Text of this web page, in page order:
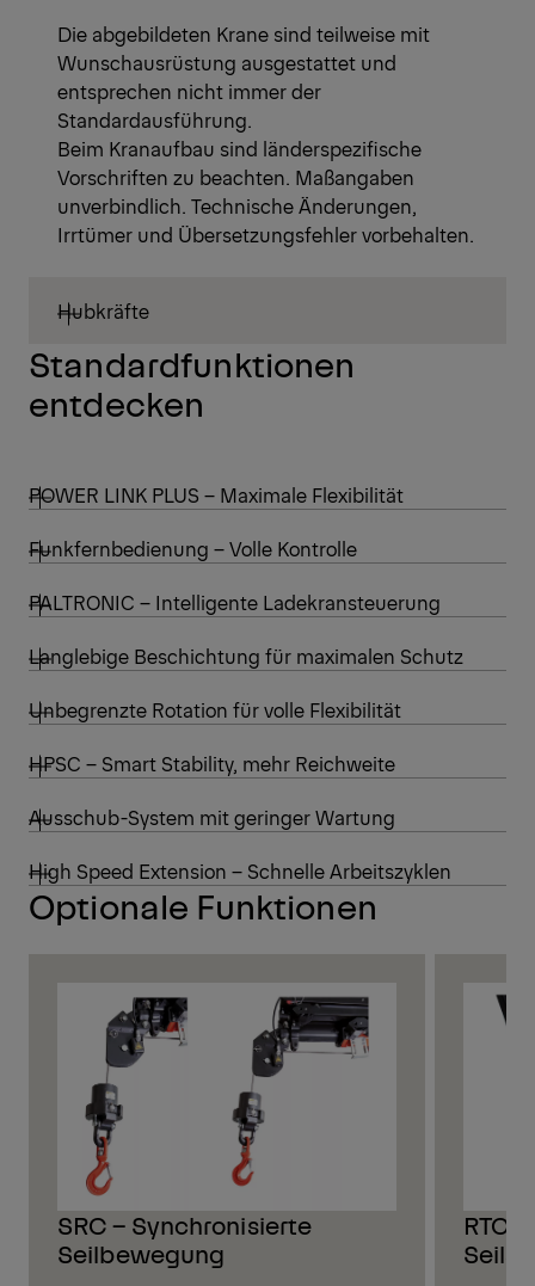
Die abgebildeten Krane sind teilweise mit
Wunschausrüstung ausgestattet und
entsprechen nicht immer der
Standardausführung.
Beim Kranaufbau sind länderspezifische
Vorschriften zu beachten. Maßangaben
unverbindlich. Technische Änderungen,
Irrtümer und Übersetzungsfehler vorbehalten.
Hubkräfte
Standardfunktionen
entdecken
POWER LINK PLUS – Maximale Flexibilität
Funkfernbedienung – Volle Kontrolle
PALTRONIC – Intelligente Ladekransteuerung
Langlebige Beschichtung für maximalen Schutz
Unbegrenzte Rotation für volle Flexibilität
HPSC – Smart Stability, mehr Reichweite
Ausschub-System mit geringer Wartung
High Speed Extension – Schnelle Arbeitszyklen
Optionale Funktionen
SRC – Synchronisierte
Seilbewegung
RTC